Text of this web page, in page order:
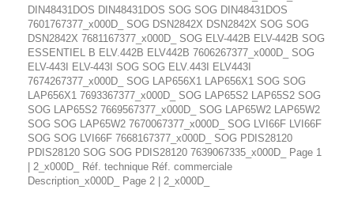
DIN48431DOS DIN48431DOS SOG SOG DIN48431DOS
7601767377_x000D_ SOG DSN2842X DSN2842X SOG SOG
DSN2842X 7681167377_x000D_ SOG ELV-442B ELV-442B SOG
ESSENTIEL B ELV.442B ELV442B 7606267377_x000D_ SOG
ELV-443I ELV-443I SOG SOG ELV.443I ELV443I
7674267377_x000D_ SOG LAP656X1 LAP656X1 SOG SOG
LAP656X1 7693367377_x000D_ SOG LAP65S2 LAP65S2 SOG
SOG LAP65S2 7669567377_x000D_ SOG LAP65W2 LAP65W2
SOG SOG LAP65W2 7670067377_x000D_ SOG LVI66F LVI66F
SOG SOG LVI66F 7668167377_x000D_ SOG PDIS28120
PDIS28120 SOG SOG PDIS28120 7639067335_x000D_ Page 1
| 2_x000D_ Réf. technique Réf. commerciale
Description_x000D_ Page 2 | 2_x000D_